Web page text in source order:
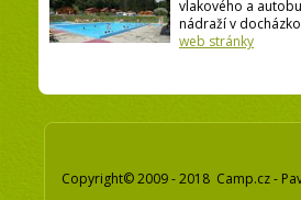
vlakového a
nádraží v
web stránky
Copyright© 2009 - 2018 Camp.cz -